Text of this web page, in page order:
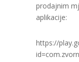
prodajnim
aplikacije:
https://